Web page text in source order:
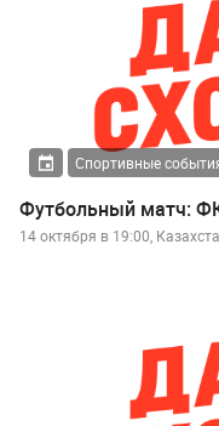
Спортивные
Футбольный матч:
14 октября в 19:00,